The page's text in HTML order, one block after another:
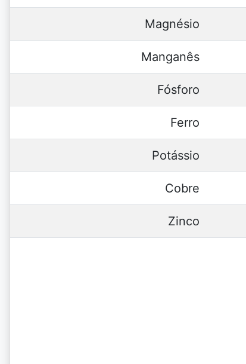
Magnésio
Manganês
Fósforo
Ferro
Potássio
Cobre
Zinco